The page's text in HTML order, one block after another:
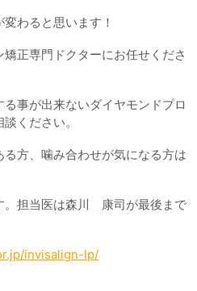
わると思います！
正専門ドクターにお任せくださ
事が出来ないダイヤモンドプロ
ください。
方、噛み合わせが気になる方は
。担当医は森川 康司が最後まで
invisalign-lp/